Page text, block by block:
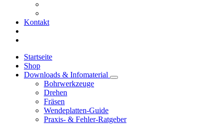
Kontakt
Startseite
Shop
Downloads & Infomaterial
Bohrwerkzeuge
Drehen
Fräsen
Wendeplatten-Guide
Praxis- & Fehler-Ratgeber